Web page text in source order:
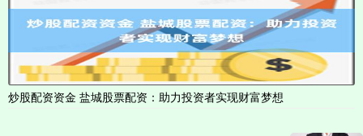
炒股配资资金 盐城股票配资：助力投资者实现财富梦想